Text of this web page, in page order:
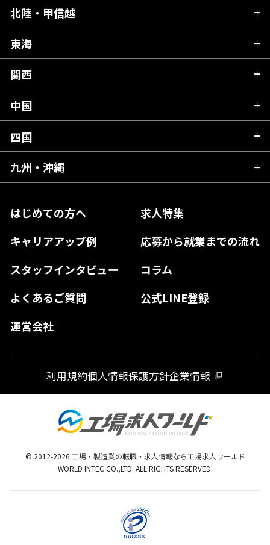
はじめての方へ
求人特集
キャリアアップ例
応募から就業までの流れ
スタッフインタビュー
コラム
よくあるご質問
公式LINE登録
運営会社
青森県
秋田県
岩手県
宮城県
福島県
茨城県
栃木県
群馬県
千葉県
東京都
神奈川県
北陸・甲信越
新潟県
富山県
石川県
山梨県
長野県
東海
岐阜県
静岡県
愛知県
関西
滋賀県
京都府
大阪府
奈良県
和歌山県
中国
広島県
岡山県
島根県
山口県
四国
愛媛県
高知県
徳島県
九州・沖縄
熊本県
宮崎県
鹿児島県
利用規約個人情報保護方針企業情報
© 2012-2026 工場・製造業の転職・求人情報なら工場求人ワールド
WORLD INTEC CO.,LTD. ALL RIGHTS RESERVED.